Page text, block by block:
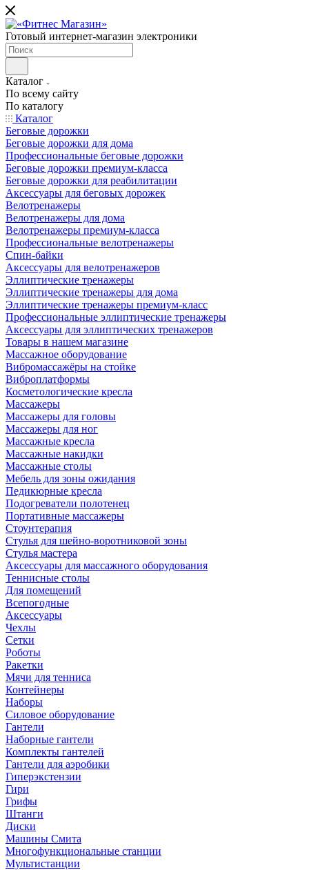
Готовый интернет-магазин электроники
Каталог
По всему сайту
По каталогу
Каталог
Беговые дорожки
Беговые дорожки для дома
Профессиональные беговые дорожки
Беговые дорожки премиум-класса
Беговые дорожки для реабилитации
Аксессуары для беговых дорожек
Велотренажеры
Велотренажеры для дома
Велотренажеры премиум-класса
Профессиональные велотренажеры
Спин-байки
Аксессуары для велотренажеров
Эллиптические тренажеры
Эллиптические тренажеры для дома
Эллиптические тренажеры премиум-класс
Профессиональные эллиптические тренажеры
Аксессуары для эллиптических тренажеров
Товары в нашем магазине
Массажное оборудование
Вибромассажёры на стойке
Виброплатформы
Косметологические кресла
Массажеры
Массажеры для головы
Массажеры для ног
Массажные кресла
Массажные накидки
Массажные столы
Мебель для зоны ожидания
Педикюрные кресла
Подогреватели полотенец
Портативные массажеры
Стоунтерапия
Стулья для шейно-воротниковой зоны
Стулья мастера
Аксессуары для массажного оборудования
Теннисные столы
Для помещений
Всепогодные
Аксессуары
Чехлы
Сетки
Роботы
Ракетки
Мячи для тенниса
Контейнеры
Наборы
Силовое оборудование
Гантели
Наборные гантели
Комплекты гантелей
Гантели для аэробики
Гиперэкстензии
Гири
Грифы
Штанги
Диски
Машины Смита
Многофункциональные станции
Мультистанции